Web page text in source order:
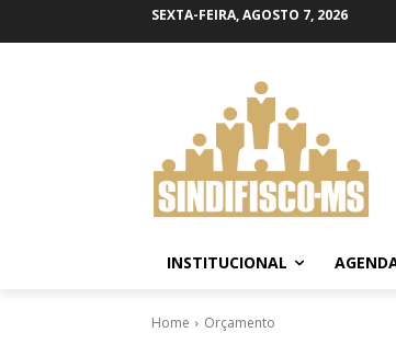
SEXTA-FEIRA, AGOSTO 7, 2026
INSTITUCIONAL
Home Orçamento